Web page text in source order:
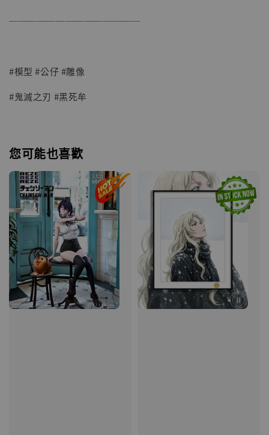
──────────────
#模型 #公仔 #雕像
#鬼滅之刃 #黑死牟
您可能也喜歡